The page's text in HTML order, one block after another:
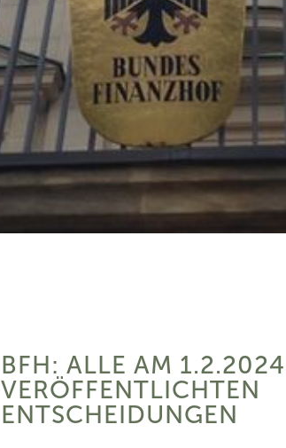
BFH: ALLE AM 1.2.2024
VERÖFFENTLICHTEN
ENTSCHEIDUNGEN